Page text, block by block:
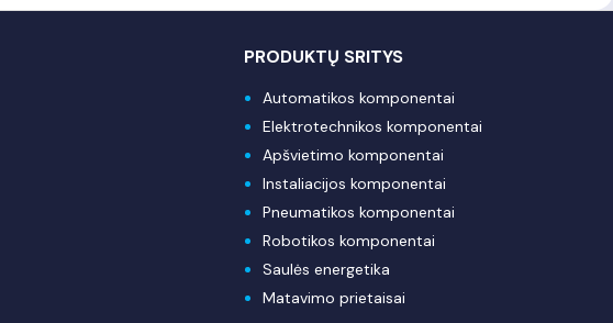
PRODUKTŲ SRITYS
Automatikos komponentai
Elektrotechnikos komponentai
Apšvietimo komponentai
Instaliacijos komponentai
Pneumatikos komponentai
Robotikos komponentai
Saulės energetika
Matavimo prietaisai